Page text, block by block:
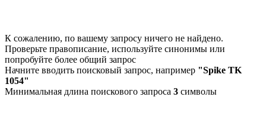
К сожалению, по вашему запросу ничего не найдено.
Проверьте правописание, используйте синонимы или
попробуйте более общий запрос
Начните вводить поисковый запрос, например "Spike TK
1054"
Минимальная длина поискового запроса 3 символы